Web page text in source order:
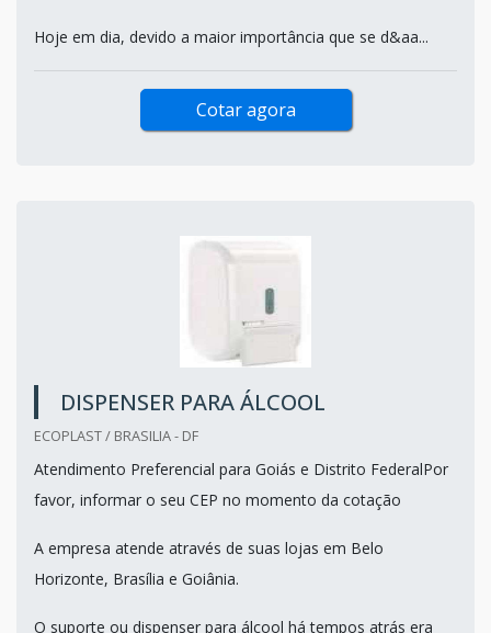
Hoje em dia, devido a maior importância que se d&aa...
Cotar agora
DISPENSER PARA ÁLCOOL
ECOPLAST / BRASILIA - DF
Atendimento Preferencial para Goiás e Distrito FederalPor
favor, informar o seu CEP no momento da cotação
A empresa atende através de suas lojas em Belo
Horizonte, Brasília e Goiânia.
O suporte ou dispenser para álcool há tempos atrás era